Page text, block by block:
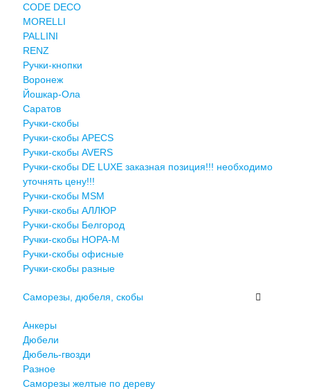
CODE DECO
MORELLI
PALLINI
RENZ
Ручки-кнопки
Воронеж
Йошкар-Ола
Саратов
Ручки-скобы
Ручки-скобы APECS
Ручки-скобы AVERS
Ручки-скобы DE LUXE заказная позиция!!! необходимо
уточнять цену!!!
Ручки-скобы MSM
Ручки-скобы АЛЛЮР
Ручки-скобы Белгород
Ручки-скобы НОРА-М
Ручки-скобы офисные
Ручки-скобы разные
Саморезы, дюбеля, скобы
Анкеры
Дюбели
Дюбель-гвозди
Разное
Саморезы желтые по дереву